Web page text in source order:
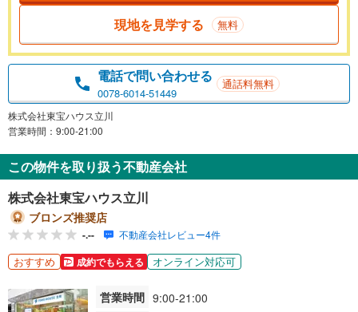
現地を見学する 無料
電話で問い合わせる
0078-6014-51449
通話料無料
株式会社東宝ハウス立川
営業時間：9:00-21:00
この物件を取り扱う不動産会社
株式会社東宝ハウス立川
ブロンズ推奨店
-.-- 不動産会社レビュー4件
おすすめ 成約でもらえる オンライン対応可
営業時間 9:00-21:00